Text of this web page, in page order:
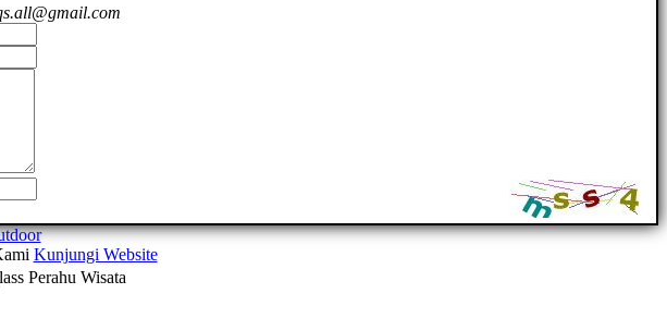
Kunjungi Website